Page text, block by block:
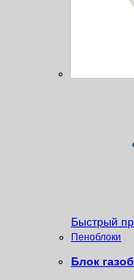
Быстрый
Пеноблоки
Блок